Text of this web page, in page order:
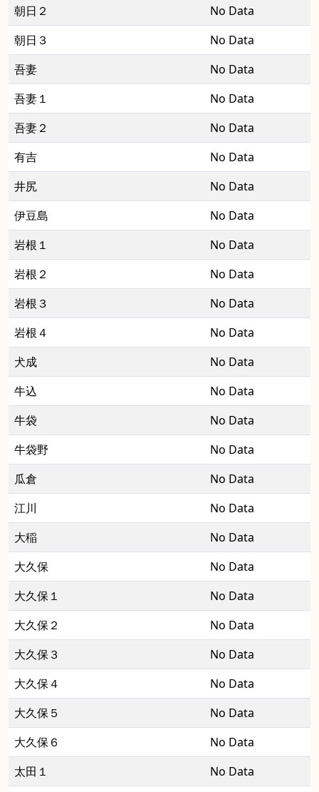
朝日２
No Data
朝日３
No Data
吾妻
No Data
吾妻１
No Data
吾妻２
No Data
有吉
No Data
井尻
No Data
伊豆島
No Data
岩根１
No Data
岩根２
No Data
岩根３
No Data
岩根４
No Data
犬成
No Data
牛込
No Data
牛袋
No Data
牛袋野
No Data
瓜倉
No Data
江川
No Data
大稲
No Data
大久保
No Data
大久保１
No Data
大久保２
No Data
大久保３
No Data
大久保４
No Data
大久保５
No Data
大久保６
No Data
太田１
No Data